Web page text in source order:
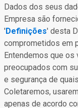
Dados dos seus
Empresa são
'Definições' desta
comprometidos em
Entendemos que
preocupados com
e segurança de
Coletaremos,
apenas de acordo